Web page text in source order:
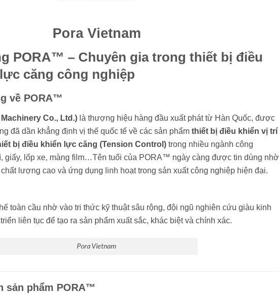
Pora Vietnam
PORA™ – Chuyên gia trong thiết bị điều
căng công nghiệp
về PORA™
Co., Ltd.) là thượng hiệu hàng đầu xuất phát từ Hàn Quốc, được
đã dần khẳng định vị thế quốc tế về các sản phẩm thiết bị điều khiển vị trí
bị điều khiển lực căng (Tension Control) trong nhiều ngành công
giấy, lốp xe, màng film…Tên tuổi của PORA™ ngày càng được tin dùng nhờ
lượng cao và ứng dụng linh hoạt trong sản xuất công nghiệp hiện đại.
toàn cầu nhờ vào tri thức kỹ thuật sâu rộng, đội ngũ nghiên cứu giàu kinh
liên tục để tạo ra sản phẩm xuất sắc, khác biệt và chính xác.
Pora Vietnam
sản phẩm PORA™